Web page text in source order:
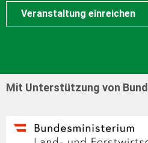
Veranstaltung einreichen
Mit Unterstützung von